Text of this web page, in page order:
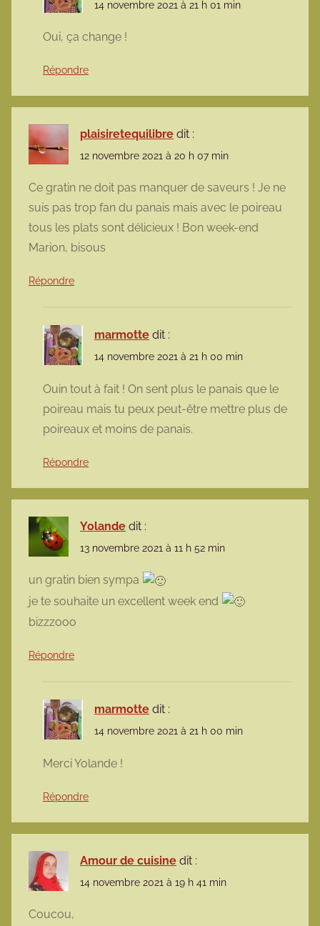
14 novembre 2021 à 21 h 01 min
Oui, ça change !
Répondre
plaisiretequilibre dit :
12 novembre 2021 à 20 h 07 min
Ce gratin ne doit pas manquer de saveurs ! Je ne
suis pas trop fan du panais mais avec le poireau
tous les plats sont délicieux ! Bon week-end
Marion, bisous
Répondre
marmotte dit :
14 novembre 2021 à 21 h 00 min
Ouin tout à fait ! On sent plus le panais que le
poireau mais tu peux peut-être mettre plus de
poireaux et moins de panais.
Répondre
Yolande dit :
13 novembre 2021 à 11 h 52 min
un gratin bien sympa
je te souhaite un excellent week end
bizzzooo
Répondre
marmotte dit :
14 novembre 2021 à 21 h 00 min
Merci Yolande !
Répondre
Amour de cuisine dit :
14 novembre 2021 à 19 h 41 min
Coucou,